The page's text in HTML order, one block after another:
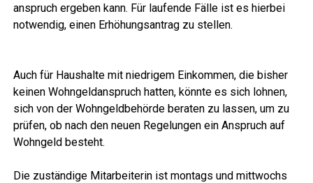
an­spruch erge­ben kann. Für lau­fen­de Fäl­le ist es hier­bei
not­wen­dig, einen Erhö­hungs­an­trag zu stellen.
Auch für Haus­hal­te mit nied­ri­gem Ein­kom­men, die bis­her
kei­nen Wohn­geld­an­spruch hat­ten, könn­te es sich loh­nen,
sich von der Wohn­geld­be­hör­de bera­ten zu las­sen, um zu
prü­fen, ob nach den neu­en Rege­lun­gen ein Anspruch auf
Wohn­geld besteht.
Die zustän­di­ge Mit­ar­bei­te­rin ist mon­tags und mitt­wochs